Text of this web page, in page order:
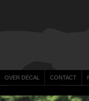
OVER DECAL CONTACT